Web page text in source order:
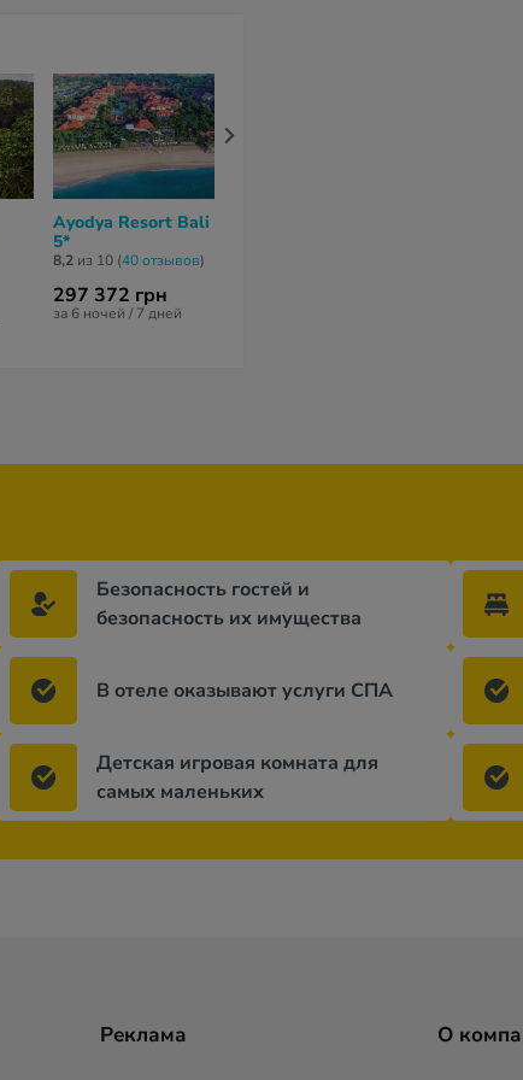
Ayodya Resort Bali
5*
8,2 из 10 (40 отзывов)
297 372 грн
за 6 ночей / 7 дней
Безопасность гостей и
безопасность их имущества
В отеле оказывают услуги СПА
Детская игровая комната для
самых маленьких
Реклама О